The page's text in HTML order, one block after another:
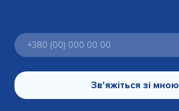
Зв'яжіться зі мною